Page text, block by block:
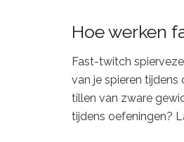
Hoe werken
Fast-twitch
van je spieren
tillen van zware
tijdens oefeningen?